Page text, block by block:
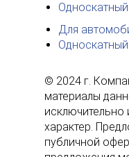
Односкатный
Для
Односкатный
© 2024 г.
материалы
характер.
публичной